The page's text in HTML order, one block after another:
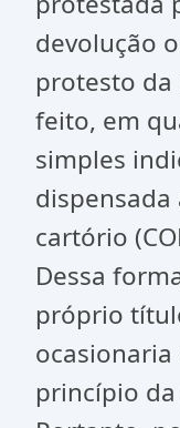
devolução
protesto
feito, em
simples
cartório
Dessa
próprio
princípio